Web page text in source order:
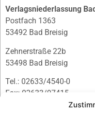
Verlagsniederlassung
Postfach 1363
53492 Bad Breisig
Zehnerstraße 22b
53498 Bad Breisig
Tel.: 02633/4540-0
Fax: 02633/97415